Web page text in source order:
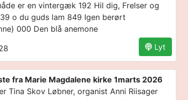
er en vintergæk 192 Hil dig, Frelser og
o du guds lam 849 Igen berørt
000 Den blå anemone
Lyt
fra Marie Magdalene kirke 1marts 2026
Tina Skov Løbner, organist Anni Riisager